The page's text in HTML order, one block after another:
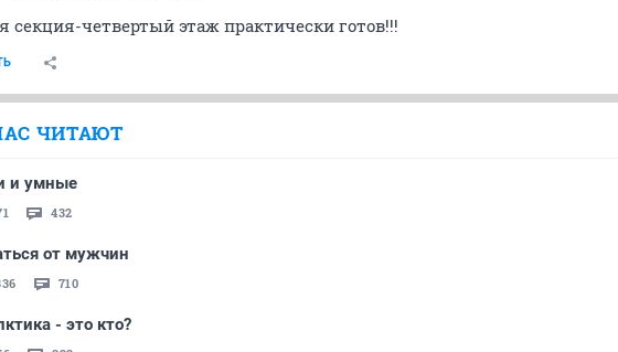
секция-четвертый этаж практически готов!!!
ЧИТАЮТ
и умные
432
от мужчин
710
- это кто?